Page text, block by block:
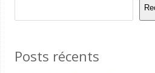
Posts récents